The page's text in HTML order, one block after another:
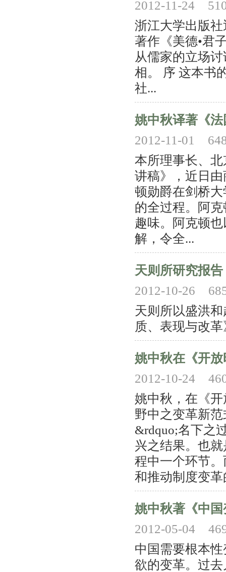
2012-11-24
浙江大学出版
著作《美德•君
从儒家的立场
相。 序 这本书
社...
姚中秋译著《
2012-11-01
本所理事长、
讲稿》，近日
顿勋爵在剑桥
的全过程。阿
趣味。阿克顿
解，令全...
天则所研究报
2012-10-26
天则所以盛洪
质、表现与改
姚中秋在《开
2012-10-24
姚中秋，在《
野中之变革新
&rdquo;名下之
兴之结果。也
程中一个环节
和推动制度变
姚中秋著《中
2012-05-04
中国需要根本
欲的变革。过